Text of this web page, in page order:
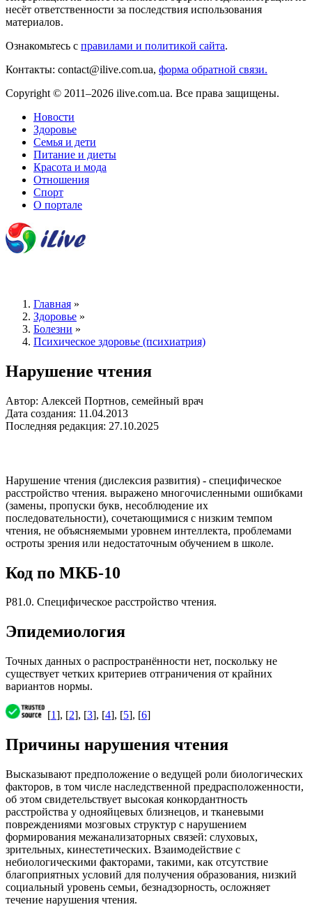
несёт ответственности за последствия использования
материалов.
Ознакомьтесь с правилами и политикой сайта.
Контакты: contact@ilive.com.ua, форма обратной связи.
Copyright © 2011–2026 ilive.com.ua. Все права защищены.
Новости
Здоровье
Семья и дети
Питание и диеты
Красота и мода
Отношения
Спорт
О портале
Главная »
Здоровье »
Болезни »
Психическое здоровье (психиатрия)
Нарушение чтения
Автор: Алексей Портнов, семейный врач
Дата создания: 11.04.2013
Последняя редакция: 27.10.2025
Нарушение чтения (дислексия развития) - специфическое
расстройство чтения. выражено многочисленными ошибками
(замены, пропуски букв, несоблюдение их
последовательности), сочетающимися с низким темпом
чтения, не объясняемыми уровнем интеллекта, проблемами
остроты зрения или недостаточным обучением в школе.
Код по МКБ-10
Р81.0. Специфическое расстройство чтения.
Эпидемиология
Точных данных о распространённости нет, поскольку не
существует четких критериев отграничения от крайних
вариантов нормы.
[1], [2], [3], [4], [5], [6]
Причины нарушения чтения
Высказывают предположение о ведущей роли биологических
факторов, в том числе наследственной предрасположенности,
об этом свидетельствует высокая конкордантность
расстройства у однояйцевых близнецов, и тканевыми
повреждениями мозговых структур с нарушением
формирования межанализаторных связей: слуховых,
зрительных, кинестетических. Взаимодействие с
небиологическими факторами, такими, как отсутствие
благоприятных условий для получения образования, низкий
социальный уровень семьи, безнадзорность, осложняет
течение нарушения чтения.